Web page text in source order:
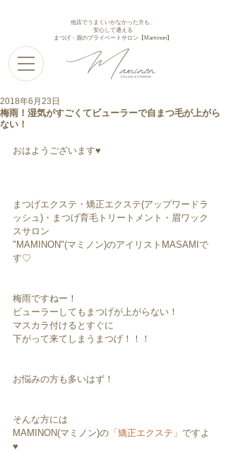
他店でうまくいかなかった方も、
安心して通える
まつげ・眉のプライベートサロン【Maminon】
梅雨！湿気がすごくてビューラーで自まつ毛が上がら
ない！
2018年6月23日
おはようございます♥︎︎
まつげエクステ・矯正エクステ(アップワードラ
ッシュ)・まつげ育毛トリートメント・眉ワック
スサロン
"MAMINON"(マミノン)のアイリストMASAMIで
す♡
梅雨ですねー！
ビューラーしてもまつげが上がらない！
マスカラ付けるとすぐに
下がって来てしまうまつげ！！！
お悩みの方も多いはず！
そんな方には
MAMINON(マミノン)の 「矯正エクステ」 ですよ
♥︎︎